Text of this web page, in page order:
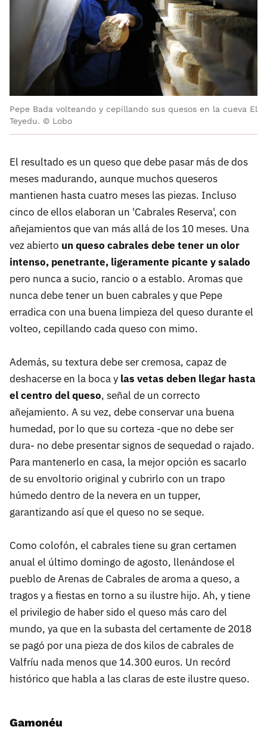
Pepe Bada volteando y cepillando sus quesos en la cueva El
Teyedu. © Lobo
El resultado es un queso que debe pasar más de dos
meses madurando, aunque muchos queseros
mantienen hasta cuatro meses las piezas. Incluso
cinco de ellos elaboran un 'Cabrales Reserva', con
añejamientos que van más allá de los 10 meses. Una
vez abierto un queso cabrales debe tener un olor
intenso, penetrante, ligeramente picante y salado
pero nunca a sucio, rancio o a establo. Aromas que
nunca debe tener un buen cabrales y que Pepe
erradica con una buena limpieza del queso durante el
volteo, cepillando cada queso con mimo.
Además, su textura debe ser cremosa, capaz de
deshacerse en la boca y las vetas deben llegar hasta
el centro del queso, señal de un correcto
añejamiento. A su vez, debe conservar una buena
humedad, por lo que su corteza -que no debe ser
dura- no debe presentar signos de sequedad o rajado.
Para mantenerlo en casa, la mejor opción es sacarlo
de su envoltorio original y cubrirlo con un trapo
húmedo dentro de la nevera en un tupper,
garantizando así que el queso no se seque.
Como colofón, el cabrales tiene su gran certamen
anual el último domingo de agosto, llenándose el
pueblo de Arenas de Cabrales de aroma a queso, a
tragos y a fiestas en torno a su ilustre hijo. Ah, y tiene
el privilegio de haber sido el queso más caro del
mundo, ya que en la subasta del certamente de 2018
se pagó por una pieza de dos kilos de cabrales de
Valfríu nada menos que 14.300 euros. Un recórd
histórico que habla a las claras de este ilustre queso.
Gamonéu